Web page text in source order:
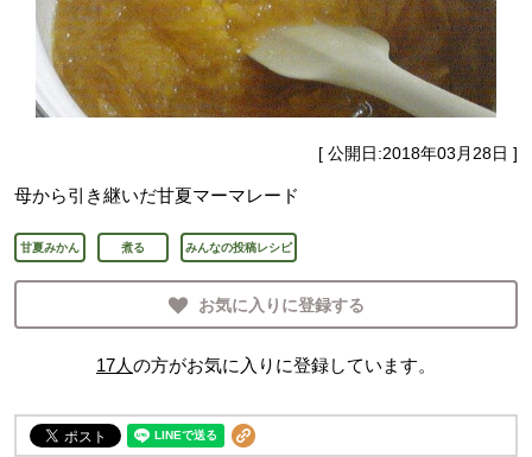
[ 公開日:2018年03月28日 ]
母から引き継いだ甘夏マーマレード
甘夏みかん 煮る みんなの投稿レシピ
お気に入りに登録する
17人の方がお気に入りに登録しています。